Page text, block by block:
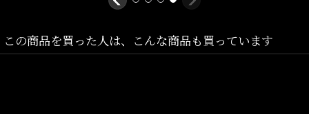
Size(サイズ)／One Size(高さ:12cm,ツバ:6.5cm,頭周り:62cm)
素材/100% Cotton Twill, 8.7 oz
この商品を買った人は、こんな商品も買っています